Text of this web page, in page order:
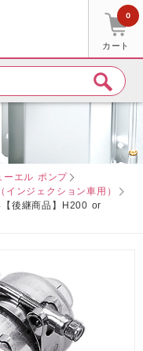
カート
0
ーエル ポンプ
ンジェクション車用）
後継商品】H200 or